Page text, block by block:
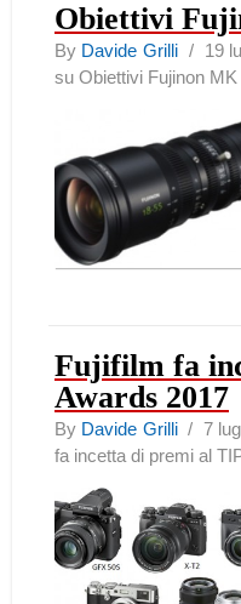
Obiettivi
By Davide Grilli/ 19
su Obiettivi Fujinon MK
Fujifilm fa
Awards 2017
By Davide Grilli/ 7
fa incetta di premi al